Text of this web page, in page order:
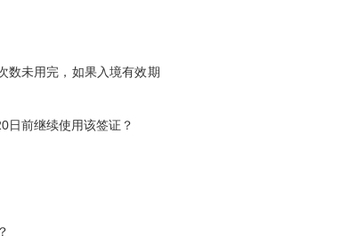
数未用完，如果入境有效期
日前继续使用该签证？